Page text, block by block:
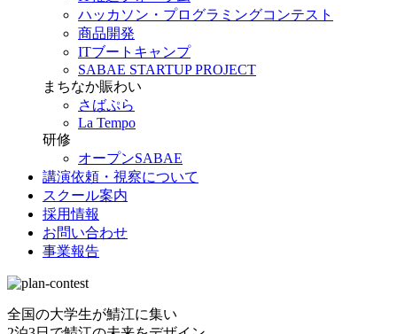
ハッカソン・プログラミングコンテスト
商品開発
ITブートキャンプ
SABAE STARTUP PROJECT
まちなか賑わい
さばぷら
La Tempo
研修
オープンSABAE
講演依頼・視察について
スクール案内
採用情報
お問い合わせ
事業報告
全国の大学生が鯖江に集い